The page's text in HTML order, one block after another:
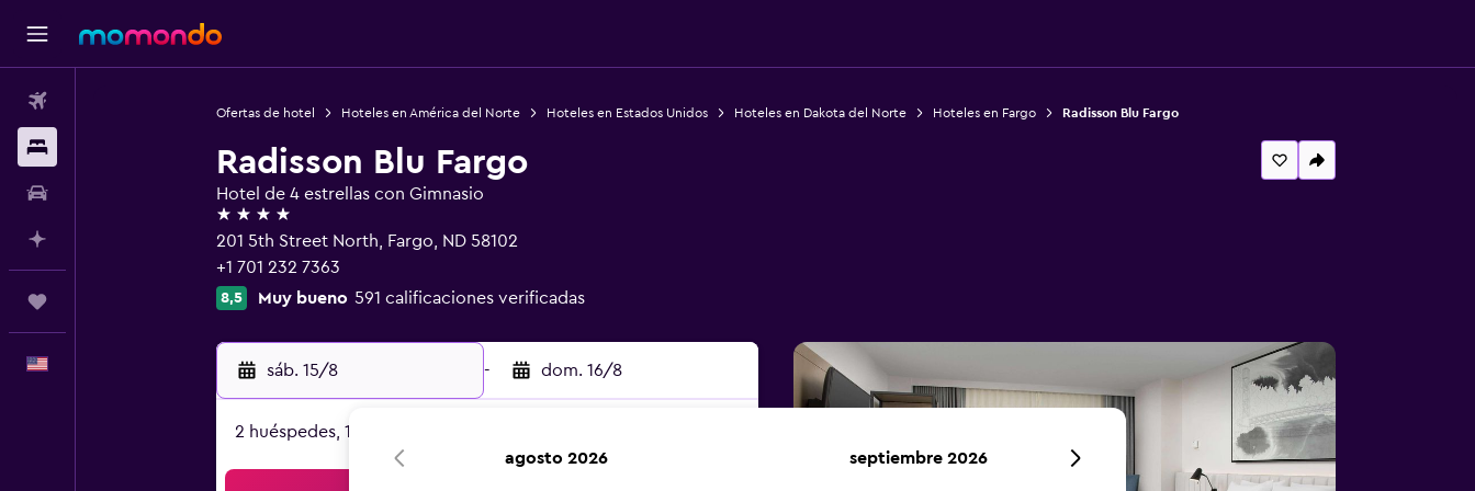
Ofertas de hotel Hoteles en América del Norte Hoteles en Estados Unidos Hoteles en Dakota del Norte Hoteles en Fargo Radisson Blu Fargo
Radisson Blu Fargo
Hotel de 4 estrellas con Gimnasio
4 estrellas
201 5th Street North, Fargo, ND 58102
+1 701 232 7363
8,5 Muy bueno 591 calificaciones verificadas
sáb. 15/8 - dom. 16/8
2 huéspedes, 1 habitación
agosto 2026 septiembre 2026